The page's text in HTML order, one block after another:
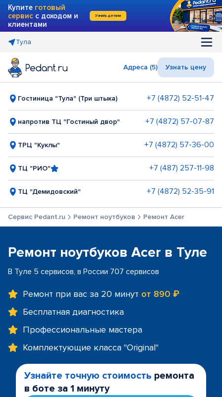
Купите готовый
сервис с доходом и
клиентами
Узнать детали
Тула
Адреса (5) Узнать цену
Гостиница "Тула" (Три штыка) +7 (4872) 52-51-47
напротив ТЦ "Гостиный двор" +7 (4872) 57-07-87
ТРЦ "Куклы" +7 (4872) 57-36-00
ТЦ "РИО" +7 (487) 257-11-98
ТЦ "Демидовский" +7 (4872) 52-35-91
Сервис Pedant.ru Ремонт ноутбуков Ремонт Acer
Ремонт ноутбуков Acer в Туле
В Туле 5 сервисов, в России 707 сервисов
Ремонт при вас за 20 минут от 890 ₽
Бесплатная диагностика
Профессиональные мастера
Комплектующие класса "Original"
Узнайте точную стоимость ремонта
в боте за 1 минуту